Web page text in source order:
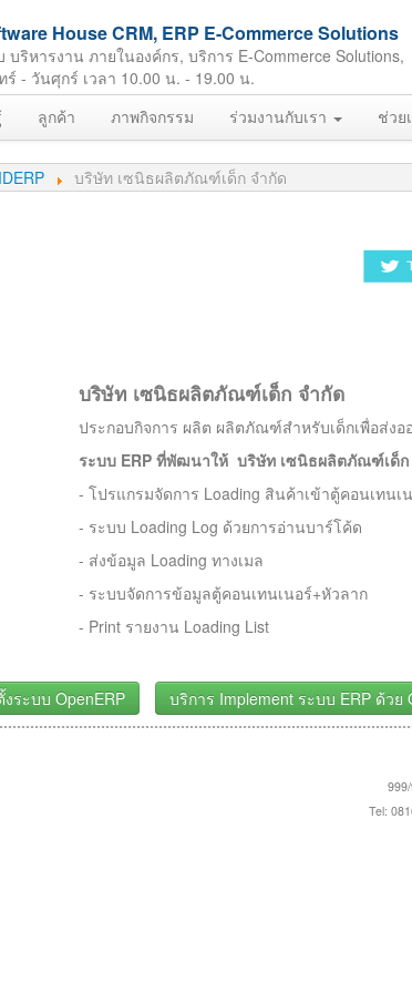
House CRM, ERP E-Commerce Solutions
ริหารงาน ภายในองค์กร, บริการ E-Commerce Solutions,
- วันศุกร์ เวลา 10.00 น. - 19.00 น.
ลูกค้า ภาพกิจกรรม ร่วมงานกับเรา ช่วย
บริษัท เซนิธผลิตภัณฑ์เด็ก จำกัด
บริษัท เซนิธผลิตภัณฑ์เด็ก จำกัด
ประกอบกิจการ ผลิต ผลิตภัณฑ์สำหรับเด็กเพื่อส่งอ
ระบบ ERP ที่พัฒนาให้ บริษัท เซนิธผลิตภัณฑ์เด็ก
- โปรแกรมจัดการ Loading สินค้าเข้าตู้คอนเทนเ
- ระบบ Loading Log ด้วยการอ่านบาร์โค้ด
- ส่งข้อมูล Loading ทางเมล
- ระบบจัดการข้อมูลตู้คอนเทนเนอร์+หัวลาก
- Print รายงาน Loading List
ระบบ OpenERP บริการ Implement ระบบ ERP ด้วย
Tel: